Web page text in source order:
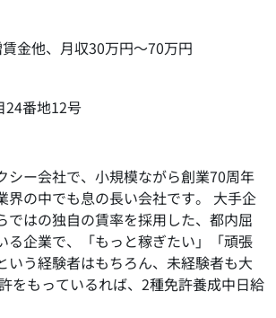
金他、月収30万円～70万円
24番地12号
シー会社で、小規模ながら創業70周年
界の中でも息の長い会社です。 大手企
ではの独自の賃率を採用した、都内屈
る企業で、「もっと稼ぎたい」「頑張
いう経験者はもちろん、未経験者も大
をもっているれば、2種免許養成中日給